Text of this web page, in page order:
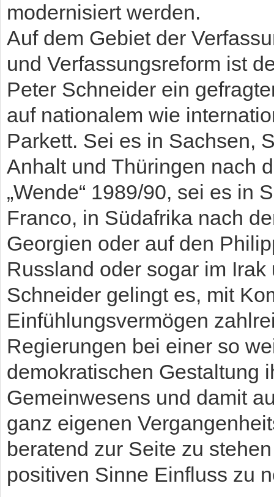
modernisiert werden.
Auf dem Gebiet der
und Verfassungsreform ist
Peter Schneider ein
auf nationalem wie
Parkett. Sei es in Sachsen,
Anhalt und Thüringen nach
„Wende“ 1989/90, sei es in
Franco, in Südafrika nach
Georgien oder auf den
Russland oder sogar im
Schneider gelingt es, mit
Einfühlungsvermögen
Regierungen bei einer so
demokratischen Gestaltung
Gemeinwesens und damit
ganz eigenen
beratend zur Seite zu
positiven Sinne Einfluss zu